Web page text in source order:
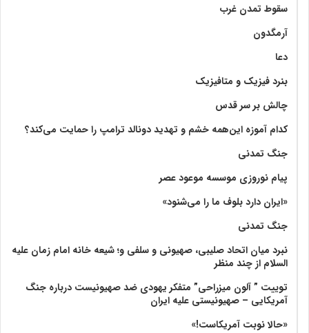
سقوط تمدن غرب
آرمگدون
دعا
بنرد فیزیک و متافیزیک
چالش بر سر قدس
کدام آموزه این‌همه خشم و تهدید دونالد ترامپ را حمایت می‌کند؟
جنگ تمدنی
پیام نوروزی موسسه موعود عصر
«ایران دارد بلوف ما را می‌شنود»
جنگ تمدنی
نبرد میان اتحاد صلیبی، صهیونی و سلفی و؛ شیعه خانه امام زمان علیه
السلام از چند منظر
توییت ” آلون میزراحی” متفکر یهودی ضد صهیونیست درباره جنگ
آمریکایی – صهیونیستی علیه ایران
«حالا نوبت آمریکاست!»